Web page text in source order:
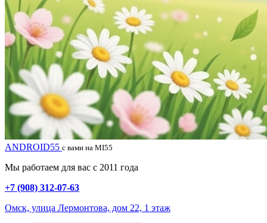
ANDROID55 с вами на MI55
Мы работаем для вас с 2011 года
+7 (908) 312-07-63
Омск, улица Лермонтова, дом 22, 1 этаж